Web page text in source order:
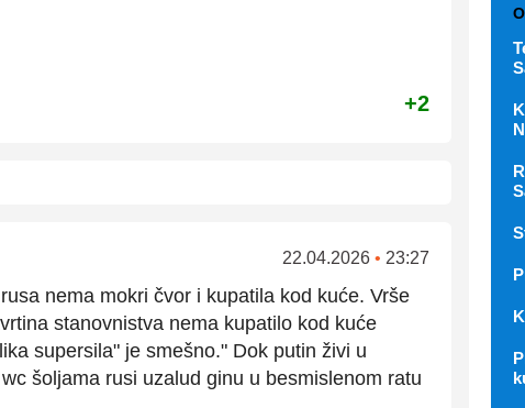
+2
22.04.2026 • 23:27
nema mokri čvor i kupatila kod kuće. Vrše
stanovnistva nema kupatilo kod kuće
supersila" je smešno." Dok putin živi u
šoljama rusi uzalud ginu u besmislenom ratu